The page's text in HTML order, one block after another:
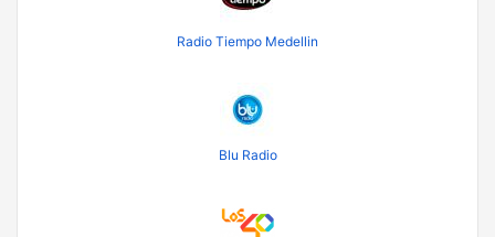
Radio Tiempo Medellin
Blu Radio